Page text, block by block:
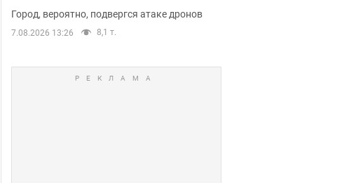
видео
Город, вероятно, подвергся атаке дронов
7.08.2026 13:26 8,1 т.